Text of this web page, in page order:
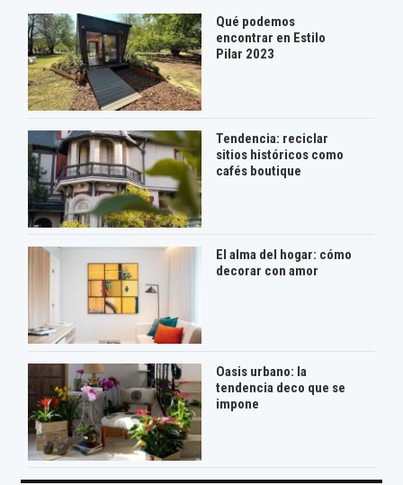
Qué podemos
encontrar en Estilo
Pilar 2023
Tendencia: reciclar
sitios históricos como
cafés boutique
El alma del hogar: cómo
decorar con amor
Oasis urbano: la
tendencia deco que se
impone